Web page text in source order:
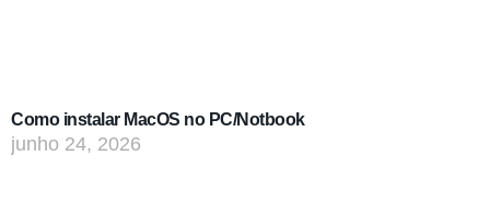
Como instalar MacOS no PC/Notbook
junho 24, 2026